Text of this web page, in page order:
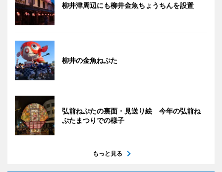
柳井津周辺にも柳井金魚ちょうちんを設置
柳井の金魚ねぷた
弘前ねぷたの裏面・見送り絵 今年の弘前ね
ぷたまつりでの様子
もっと見る